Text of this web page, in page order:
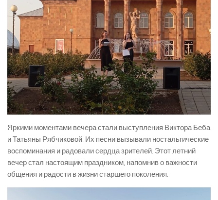
Яркими моментами вечера стали выступления Виктора Беба
и Татьяны Рябчиковой. Их песни вызывали ностальгические
воспоминания и радовали сердца зрителей. Этот летний
вечер стал настоящим праздником, напомнив о важности
общения и радости в жизни старшего поколения.